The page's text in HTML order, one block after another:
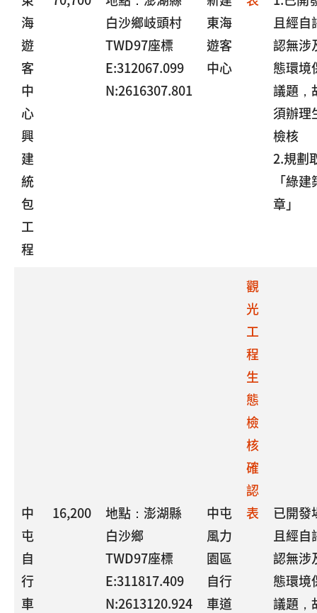
海
遊
客
中
心
興
建
統
包
工
程
白沙鄉岐頭村
TWD97座標
E:312067.099
N:2616307.801
東海
遊客
中心
且經自
認無涉
態環境
議題，
須辦理
檢核
2.規劃
「綠
章」
中
屯
自
行
車
16,200
地點：澎湖縣
白沙鄉
TWD97座標
E:311817.409
N:2613120.924
中屯
風力
園區
自行
車道
觀
光
工
程
生
態
檢
核
確
認
表
已開發
且經自
認無涉
態環境
議題，